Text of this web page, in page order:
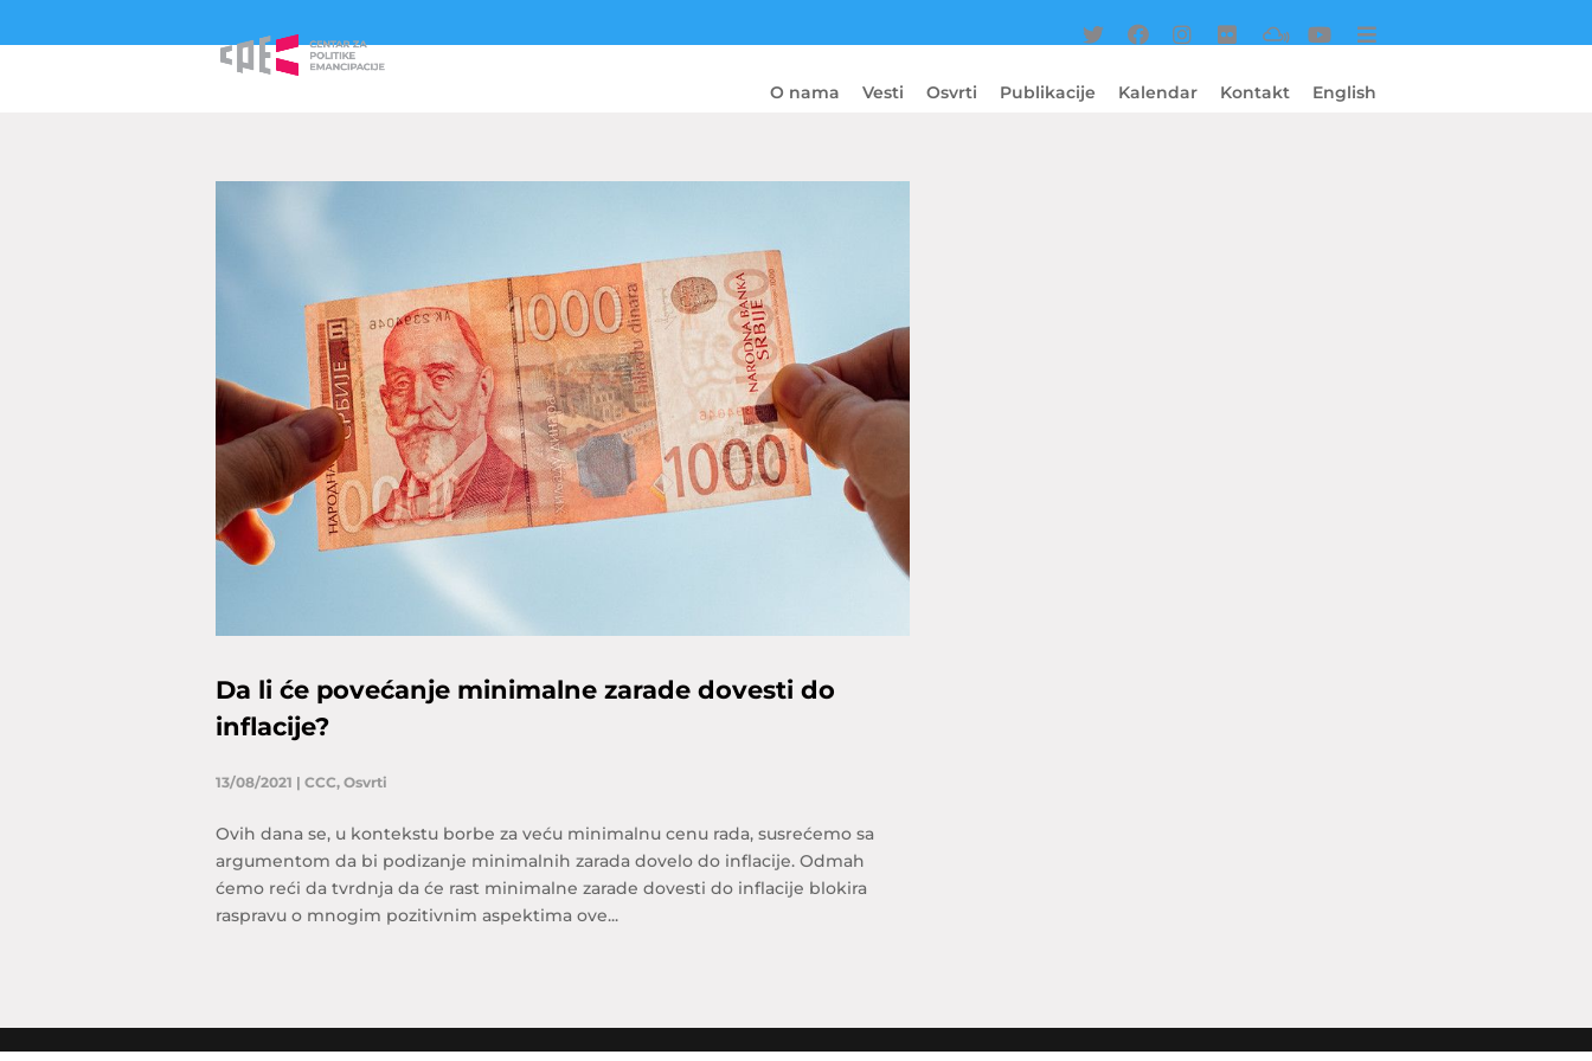
O nama Vesti Osvrti Publikacije Kalendar Kontakt English
Da li će povećanje minimalne zarade dovesti do
inflacije?
13/08/2021 | CCC, Osvrti
Ovih dana se, u kontekstu borbe za veću minimalnu cenu rada, susrećemo sa
argumentom da bi podizanje minimalnih zarada dovelo do inflacije. Odmah
ćemo reći da tvrdnja da će rast minimalne zarade dovesti do inflacije blokira
raspravu o mnogim pozitivnim aspektima ove...